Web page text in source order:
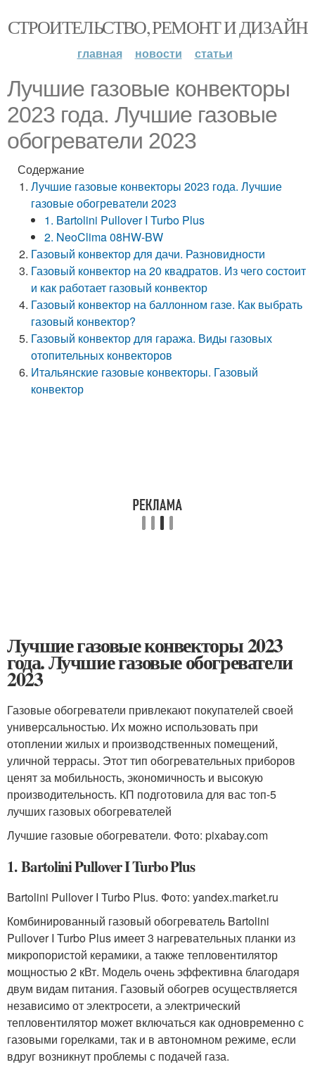
СТРОИТЕЛЬСТВО, РЕМОНТ И ДИЗАЙН
главная новости статьи
Лучшие газовые конвекторы
2023 года. Лучшие газовые
обогреватели 2023
Содержание
Лучшие газовые конвекторы 2023 года. Лучшие
газовые обогреватели 2023
1. Bartolini Pullover I Turbo Plus
2. NeoClima 08HW-BW
Газовый конвектор для дачи. Разновидности
Газовый конвектор на 20 квадратов. Из чего состоит
и как работает газовый конвектор
Газовый конвектор на баллонном газе. Как выбрать
газовый конвектор?
Газовый конвектор для гаража. Виды газовых
отопительных конвекторов
Итальянские газовые конвекторы. Газовый
конвектор
Лучшие газовые конвекторы 2023
года. Лучшие газовые обогреватели
2023
Газовые обогреватели привлекают покупателей своей
универсальностью. Их можно использовать при
отоплении жилых и производственных помещений,
уличной террасы. Этот тип обогревательных приборов
ценят за мобильность, экономичность и высокую
производительность. КП подготовила для вас топ-5
лучших газовых обогревателей
Лучшие газовые обогреватели. Фото: pixabay.com
1. Bartolini Pullover I Turbo Plus
Bartolini Pullover I Turbo Plus. Фото: yandex.market.ru
Комбинированный газовый обогреватель Bartolini
Pullover I Turbo Plus имеет 3 нагревательных планки из
микропористой керамики, а также тепловентилятор
мощностью 2 кВт. Модель очень эффективна благодаря
двум видам питания. Газовый обогрев осуществляется
независимо от электросети, а электрический
тепловентилятор может включаться как одновременно с
газовыми горелками, так и в автономном режиме, если
вдруг возникнут проблемы с подачей газа.